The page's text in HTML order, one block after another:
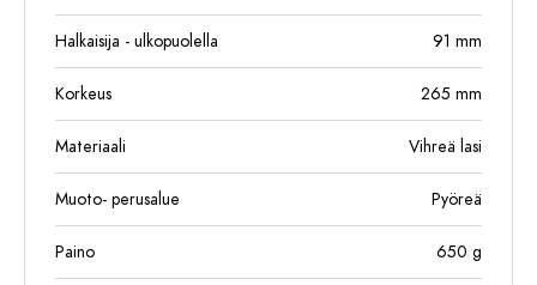
Halkaisija - ulkopuolella 91 mm
Korkeus 265 mm
Materiaali Vihreä lasi
Muoto- perusalue Pyöreä
Paino 650 g